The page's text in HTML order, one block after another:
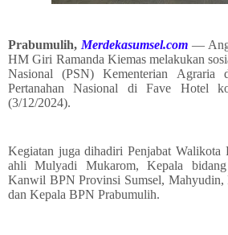
Prabumulih, Merdekasumsel.com —
HM Giri Ramanda Kiemas melakukan
Nasional (PSN) Kementerian Agraria
Pertanahan Nasional di Fave Hotel
(3/12/2024).
Kegiatan juga dihadiri Penjabat
ahli Mulyadi Mukarom, Kepala
Kanwil BPN Provinsi Sumsel, Mahyudin,
dan Kepala BPN Prabumulih.